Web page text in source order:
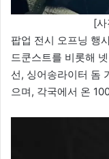
[
팝업 전시 오프닝 행
드쿤스트를 비롯해
선, 싱어송라이터 돔
으며, 각국에서 온